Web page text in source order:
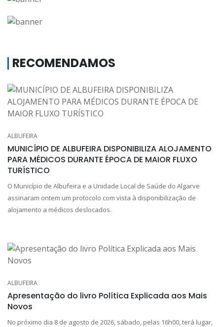
RECOMENDAMOS
ALBUFEIRA
MUNICÍPIO DE ALBUFEIRA DISPONIBILIZA ALOJAMENTO
PARA MÉDICOS DURANTE ÉPOCA DE MAIOR FLUXO
TURÍSTICO
O Município de Albufeira e a Unidade Local de Saúde do Algarve
assinaram ontem um protocolo com vista à disponibilização de
alojamento a médicos deslocados.
ALBUFEIRA
Apresentação do livro Política Explicada aos Mais
Novos
No próximo dia 8 de agosto de 2026, sábado, pelas 16h00, terá lugar,